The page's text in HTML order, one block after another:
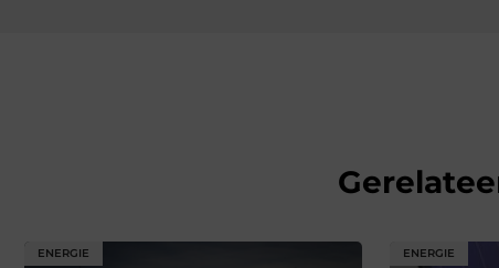
ENERGIE ENERGIE